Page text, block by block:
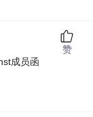
成员函
赞